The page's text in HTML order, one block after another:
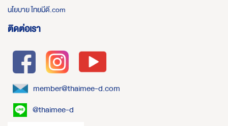
นโยบาย ไทยมีดี.com
ติดต่อเรา
member@thaimee-d.com
@thaimee-d